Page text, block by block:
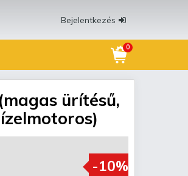
Bejelentkezés
0
ürítésű,
-10%